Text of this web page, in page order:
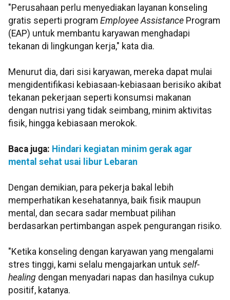
"Perusahaan perlu menyediakan layanan konseling
gratis seperti program Employee Assistance Program
(EAP) untuk membantu karyawan menghadapi
tekanan di lingkungan kerja," kata dia.
Menurut dia, dari sisi karyawan, mereka dapat mulai
mengidentifikasi kebiasaan-kebiasaan berisiko akibat
tekanan pekerjaan seperti konsumsi makanan
dengan nutrisi yang tidak seimbang, minim aktivitas
fisik, hingga kebiasaan merokok.
Baca juga: Hindari kegiatan minim gerak agar
mental sehat usai libur Lebaran
Dengan demikian, para pekerja bakal lebih
memperhatikan kesehatannya, baik fisik maupun
mental, dan secara sadar membuat pilihan
berdasarkan pertimbangan aspek pengurangan risiko.
"Ketika konseling dengan karyawan yang mengalami
stres tinggi, kami selalu mengajarkan untuk self-
healing dengan menyadari napas dan hasilnya cukup
positif, katanya.